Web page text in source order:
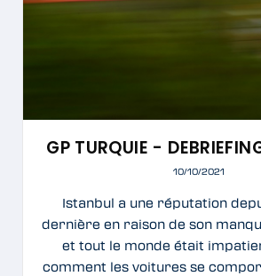
GP TURQUIE -
10/10/2021
Istanbul a une réputation
dernière en raison de son
et tout le monde était
comment les voitures se